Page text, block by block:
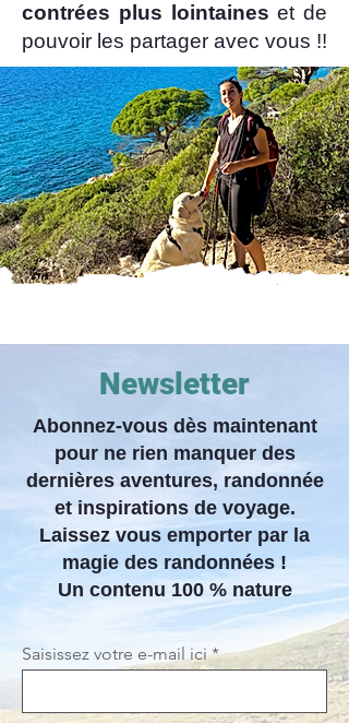
contrées plus lointaines et de
pouvoir les partager avec vous !!
Newsletter
Abonnez-vous dès maintenant
pour ne rien manquer des
dernières aventures, randonnée
et inspirations de voyage.
Laissez vous emporter par la
magie des randonnées !
Un contenu 100 % nature
Saisissez votre e-mail ici